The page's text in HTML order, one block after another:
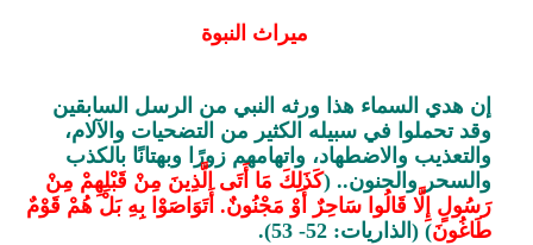
ميراث النبوة
إن هدي السماء هذا ورثه النبي من الرسل السابقين
وقد تحملوا في سبيله الكثير من التضحيات والآلام،
والتعذيب والاضطهاد، واتهامهم زورًا وبهتانًا بالكذب
والسحر والجنون.. (كَذَلِكَ مَا أَتَى الَّذِينَ مِنْ قَبْلِهِمْ مِنْ
رَسُولٍ إِلَّا قَالُوا سَاحِرٌ أَوْ مَجْنُونٌ. أَتَوَاصَوْا بِهِ بَلْ هُمْ قَوْمٌ
طَاغُونَ) (الذاريات: 52- 53).